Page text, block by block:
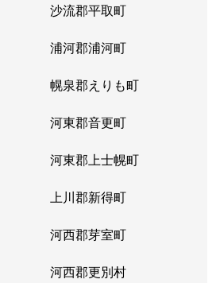
沙流郡平取町
浦河郡浦河町
幌泉郡えりも町
河東郡音更町
河東郡上士幌町
上川郡新得町
河西郡芽室町
河西郡更別村